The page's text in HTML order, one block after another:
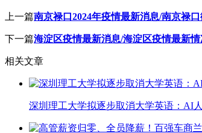
上一篇南京禄口2024年疫情最新消息/南京禄
下一篇海淀区疫情最新消息/海淀区疫情最新情
相关文章
深圳理工大学拟逐步取消大学英语：AI